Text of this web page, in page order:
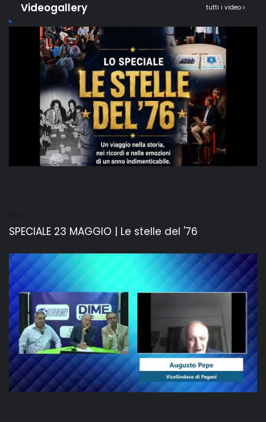
Videogallery tutti i video
SPECIALE 23 MAGGIO | Le stelle del '76